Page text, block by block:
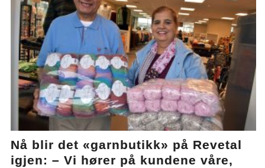
Nå blir det «garnbutikk» på Revetal
igjen: – Vi hører på kundene våre,